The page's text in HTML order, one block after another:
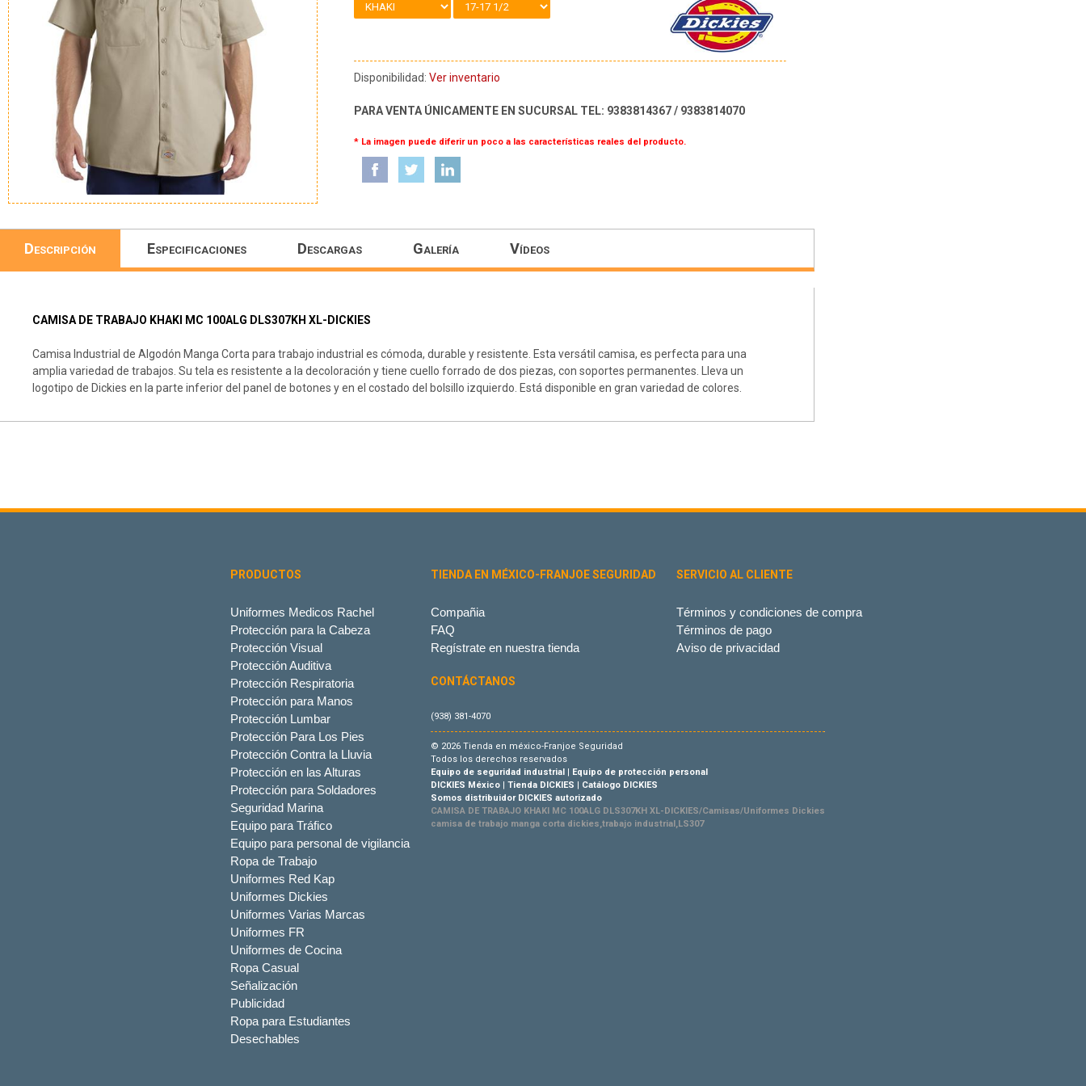
Disponibilidad:Ver inventario
PARA VENTA ÚNICAMENTE EN SUCURSAL TEL: 9383814367 / 9383814070
* La imagen puede diferir un poco a las características reales del producto.
Descripción Especificaciones Descargas Galería Vídeos
CAMISA DE TRABAJO KHAKI MC 100ALG DLS307KH XL-DICKIES
Camisa Industrial de Algodón Manga Corta para trabajo industrial es cómoda, durable y resistente. Esta versátil camisa, es perfecta para una
amplia variedad de trabajos. Su tela es resistente a la decoloración y tiene cuello forrado de dos piezas, con soportes permanentes. Lleva un
logotipo de Dickies en la parte inferior del panel de botones y en el costado del bolsillo izquierdo. Está disponible en gran variedad de colores.
PRODUCTOS
Uniformes Medicos Rachel
Protección para la Cabeza
Protección Visual
Protección Auditiva
Protección Respiratoria
Protección para Manos
Protección Lumbar
Protección Para Los Pies
Protección Contra la Lluvia
Protección en las Alturas
Protección para Soldadores
Seguridad Marina
Equipo para Tráfico
Equipo para personal de vigilancia
Ropa de Trabajo
Uniformes Red Kap
Uniformes Dickies
Uniformes Varias Marcas
Uniformes FR
Uniformes de Cocina
Ropa Casual
Señalización
Publicidad
Ropa para Estudiantes
Desechables
TIENDA EN MÉXICO-FRANJOE SEGURIDAD
Compañia
FAQ
Regístrate en nuestra tienda
SERVICIO AL CLIENTE
Términos y condiciones de compra
Términos de pago
Aviso de privacidad
CONTÁCTANOS
(938) 381-4070
© 2026 Tienda en méxico-Franjoe Seguridad
Todos los derechos reservados
Equipo de seguridad industrial| Equipo de protección personal
DICKIES México| Tienda DICKIES | Catálogo DICKIES
Somos distribuidor DICKIES autorizado
CAMISA DE TRABAJO KHAKI MC 100ALG DLS307KH XL-DICKIES/Camisas/Uniformes Dickies
camisa de trabajo manga corta dickies,trabajo industrial,LS307